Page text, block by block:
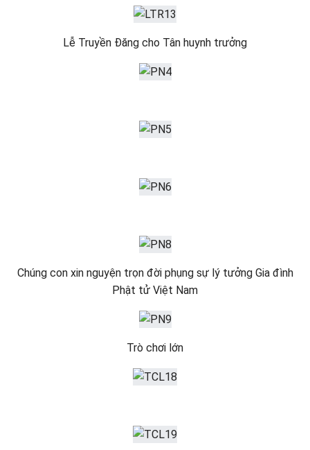
Lễ Truyền Đăng cho Tân huynh trưởng
Chúng con xin nguyện trọn đời phụng sự lý tưởng Gia đình
Phật tử Việt Nam
Trò chơi lớn